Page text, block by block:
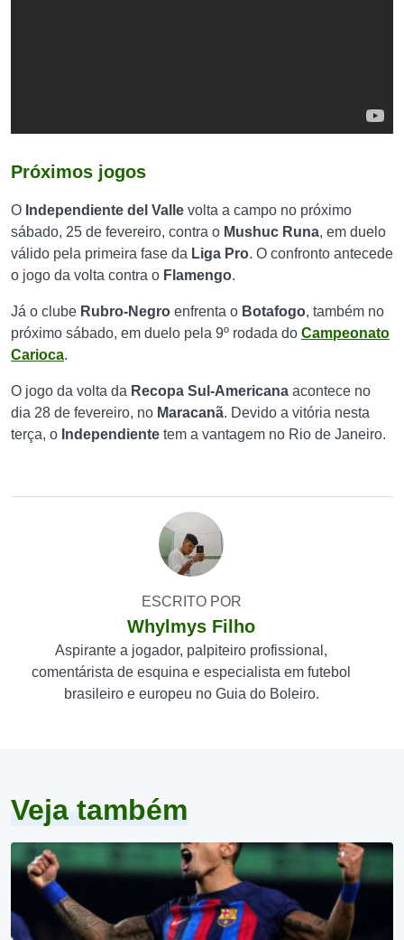
Próximos jogos
O Independiente del Valle volta a campo no próximo
sábado, 25 de fevereiro, contra o Mushuc Runa, em duelo
válido pela primeira fase da Liga Pro. O confronto antecede
o jogo da volta contra o Flamengo.
Já o clube Rubro-Negro enfrenta o Botafogo, também no
próximo sábado, em duelo pela 9º rodada do Campeonato
Carioca.
O jogo da volta da Recopa Sul-Americana acontece no
dia 28 de fevereiro, no Maracanã. Devido a vitória nesta
terça, o Independiente tem a vantagem no Rio de Janeiro.
ESCRITO POR
Whylmys Filho
Aspirante a jogador, palpiteiro profissional,
comentárista de esquina e especialista em futebol
brasileiro e europeu no Guia do Boleiro.
Veja também